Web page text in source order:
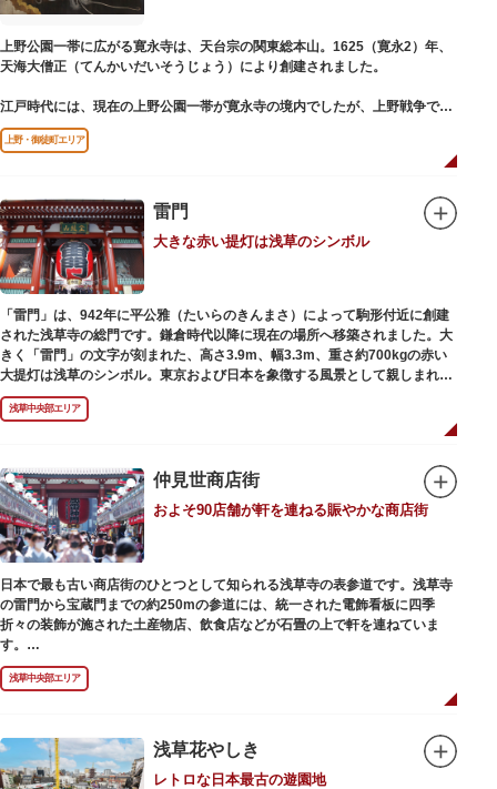
上野公園一帯に広がる寛永寺は、天台宗の関東総本山。1625（寛永2）年、
天海大僧正（てんかいだいそうじょう）により創建されました。
江戸時代には、現在の上野公園一帯が寛永寺の境内でしたが、上野戦争でそ
の多くを焼失。現在は根本中堂をはじめ開山堂（両大師）、不忍池辯天堂、
上野大仏（パゴダ）、輪王殿などの建造物が上野公園とその周辺に点在して
います。戦火を免れた輪王寺門跡御本坊表門、徳川将軍霊廟勅額門など重要
清水観音堂の舞台前に復元された「月の松」は、浮世絵師歌川広重の「名所
江戸百景」にも描かれていることで有名。丸い形の松から不忍池辯天堂を見
下ろす風流な景観は、絶好のフォトスポットとなっています。
東叡山（とうえいざん）という山号は、東の「比叡山延暦寺」を意味してお
り、比叡山や京都の有名寺院になぞらえて上野の山に数多くの堂舎が建立さ
れました。本尊は薬師瑠璃光如来（やくしるりこうにょらい）で、伝教大師
最澄が自ら彫ったと伝えられる秘仏です。徳川歴代将軍の祈祷寺と菩提寺を
兼ね、御霊廟には6名の将軍が埋葬されています。
上野・御徒町エリア
雷門
大きな赤い提灯は浅草のシンボル
「雷門」は、942年に平公雅（たいらのきんまさ）によって駒形付近に創建
された浅草寺の総門です。鎌倉時代以降に現在の場所へ移築されました。大
きく「雷門」の文字が刻まれた、高さ3.9m、幅3.3m、重さ約700kgの赤い
大提灯は浅草のシンボル。東京および日本を象徴する風景として親しまれ、
フォトスポットとしても国内外の観光客を魅了し続けています。
提灯の底部に施された見事な龍の彫刻や、門の北側（風神雷神の背後）に安
置されている浅草寺の護法善神「天龍像」と「金龍像」も見どころ。正式名
ます。日没から23時頃までは雷門や浅草寺がライトアップされ、昼間とは違
った荘厳な雰囲気に包まれます。
何度も焼失と再建を繰り返し、現在の雷門は1960年に松下電器産業（現パナ
ソニック）の松下幸之助氏の寄進により再建されたものです。
浅草中央部エリア
仲見世商店街
およそ90店舗が軒を連ねる賑やかな商店街
日本で最も古い商店街のひとつとして知られる浅草寺の表参道です。浅草寺
の雷門から宝蔵門までの約250mの参道には、統一された電飾看板に四季
折々の装飾が施された土産物店、飲食店などが石畳の上で軒を連ねていま
す。
人形焼や手焼きせんべいをはじめ、団子や揚げまんじゅう、雷おこしなどの
銘菓、和傘や扇子など伝統工芸品も並び、歩いているだけで浅草らしさを感
じる場所です。江戸文化を感じる粋な商品の数々は、海外からの観光客にも
ての味を堪能できるのも魅力。下町っ子の威勢の良い売り声が飛び交うな
か、お気に入りのお土産探しをお楽しみください。
浅草中央部エリア
浅草花やしき
レトロな日本最古の遊園地